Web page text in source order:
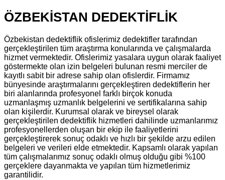
ÖZBEKİSTAN DEDEKTİFLİK
Özbekistan dedektiflik ofislerimiz dedektifler tarafından
gerçekleştirilen tüm araştırma konularında ve çalışmalarda
hizmet vermektedir. Ofislerimiz yasalara uygun olarak faaliyet
göstermekte olan izin belgeleri bulunan resmi merciler de
kayıtlı sabit bir adrese sahip olan ofislerdir. Firmamız
bünyesinde araştırmalarını gerçekleştiren dedektiflerin her
biri alanlarında profesyonel farklı birçok konuda
uzmanlaşmış uzmanlık belgelerini ve sertifikalarına sahip
olan kişilerdir. Kurumsal olarak ve bireysel olarak
gerçekleştirilen dedektiflik hizmetleri dahilinde uzmanlarımız
profesyonellerden oluşan bir ekip ile faaliyetlerini
gerçekleştirerek sonuç odaklı ve hızlı bir şekilde arzu edilen
belgeleri ve verileri elde etmektedir. Kapsamlı olarak yapılan
tüm çalışmalarımız sonuç odaklı olmuş olduğu gibi %100
gerçeklere dayanmakta ve yapılan tüm hizmetlerimiz
garantilidir.